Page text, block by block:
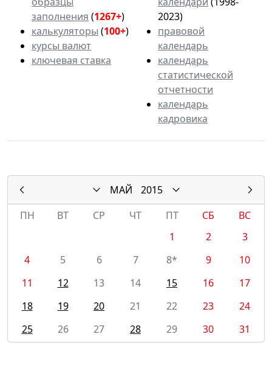
заполнения (1267+)
калькуляторы (100+)
курсы валют
ключевая ставка
2023)
правовой
календарь
календарь
статистической
отчетности
календарь
кадровика
МАЙ
2015
ПН
ВТ СР ЧТ ПТ СБ
ВС
1
2
3
4
5 6 7 8* 9
10
11
12 13 14 15 16
17
18
19 20 21 22 23
24
25
26 27 28 29 30 31